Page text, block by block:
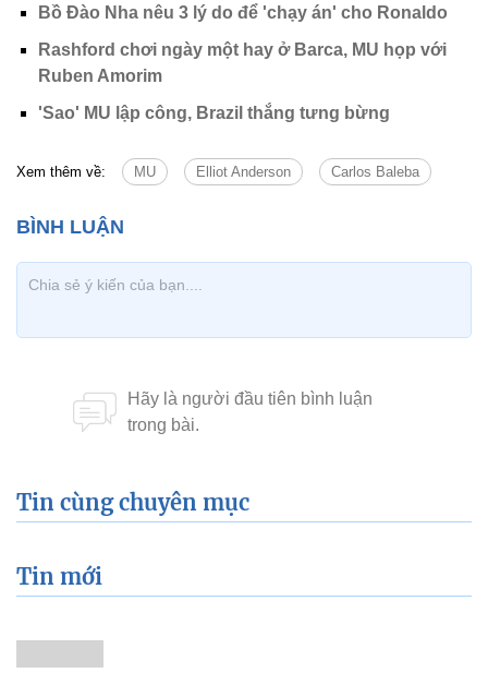
Bồ Đào Nha nêu 3 lý do để 'chạy án' cho Ronaldo
Rashford chơi ngày một hay ở Barca, MU họp với
Ruben Amorim
'Sao' MU lập công, Brazil thắng tưng bừng
Xem thêm về: MU Elliot Anderson Carlos Baleba
Tin cùng chuyên mục
Tin mới